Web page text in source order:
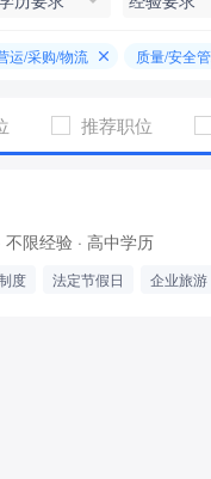
运/采购/物流 质量/安全
推荐职位
不限经验 · 高中学历
度 法定节假日 企业旅游